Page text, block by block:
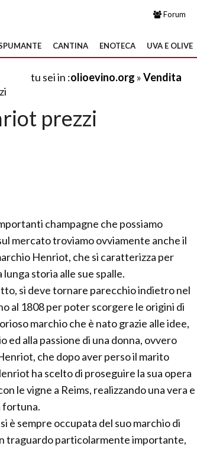
Forum
CANTINA ENOTECA UVA E OLIVE
tu sei in :olioevino.org »Vendita
prezzi
champagne che possiamo
mercato troviamo ovviamente anche il
Henriot, che si caratterizza per
lunga storia alle sue spalle.
si deve tornare parecchio indietro nel
al 1808 per poter scorgere le origini di
marchio che è nato grazie alle idee,
ed alla passione di una donna, ovvero
che dopo aver perso il marito
ha scelto di proseguire la sua opera
le vigne a Reims, realizzando una vera e
fortuna.
è sempre occupata del suo marchio di
traguardo particolarmente importante,